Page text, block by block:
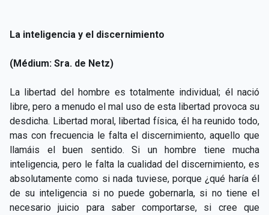
La inteligencia y el discernimiento
(Médium: Sra. de Netz)
La libertad del hombre es totalmente individual; él nació
libre, pero a menudo el mal uso de esta libertad provoca su
desdicha. Libertad moral, libertad física, él ha reunido todo,
mas con frecuencia le falta el discernimiento, aquello que
llamáis el buen sentido. Si un hombre tiene mucha
inteligencia, pero le falta la cualidad del discernimiento, es
absolutamente como si nada tuviese, porque ¿qué haría él
de su inteligencia si no puede gobernarla, si no tiene el
necesario juicio para saber comportarse, si cree que